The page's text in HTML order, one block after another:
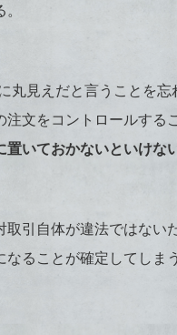
丸見えだと言うことを
文をコントロールする
置いておかないといけな
引自体が違法ではな
ることが確定してしま